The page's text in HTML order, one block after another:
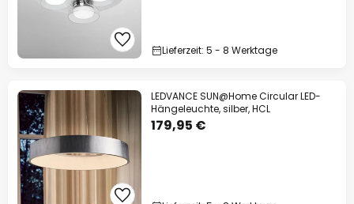
Lieferzeit: 5 - 8 Werktage
LEDVANCE SUN@Home Circular LED-
Hängeleuchte, silber, HCL
179,95 €